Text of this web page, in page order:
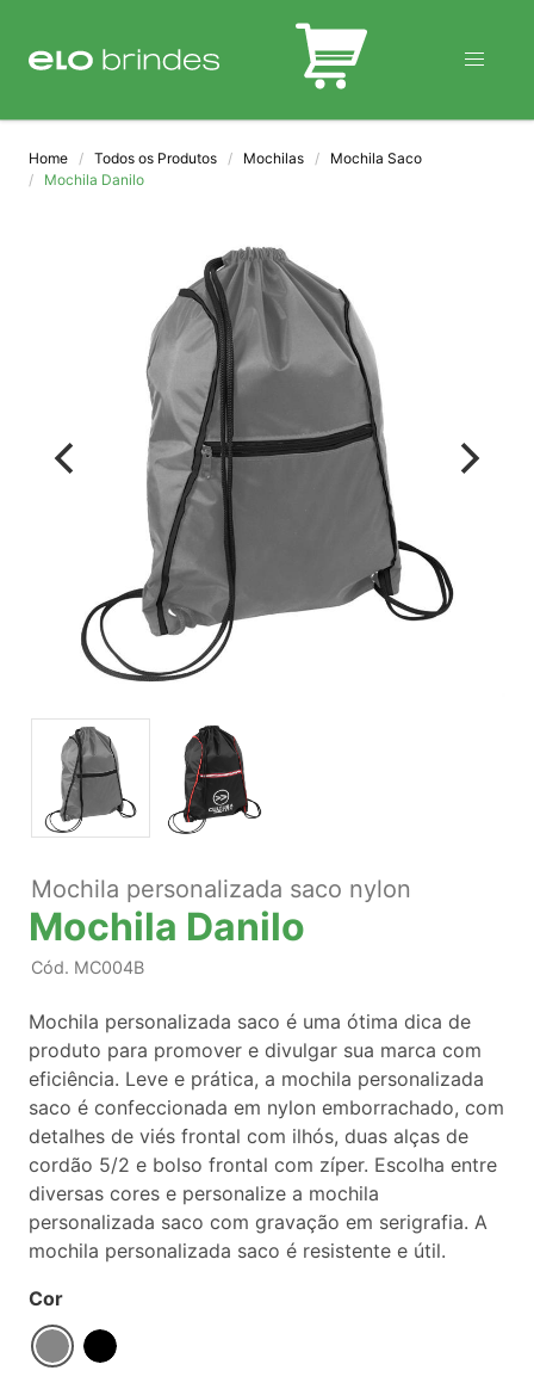
BLOG
Home Todos os Produtos Mochilas
Mochila Saco
Mochila Danilo
Mochila personalizada saco nylon
Mochila Danilo
Cód. MC004B
Mochila personalizada saco é uma ótima dica de
produto para promover e divulgar sua marca com
eficiência. Leve e prática, a mochila personalizada
saco é confeccionada em nylon emborrachado, com
detalhes de viés frontal com ilhós, duas alças de
cordão 5/2 e bolso frontal com zíper. Escolha entre
diversas cores e personalize a mochila
personalizada saco com gravação em serigrafia. A
mochila personalizada saco é resistente e útil.
Cor